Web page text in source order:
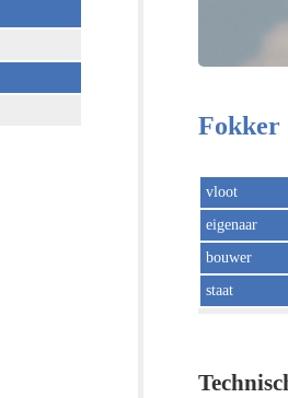
Fokker
vloot
eigenaar
bouwer
staat